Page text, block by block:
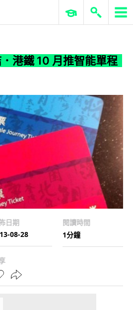
結．港鐵 10 月推智能單程車票
ERP 與商業 AI
港鐵 10 月推智能單程
日期
08-28
閱讀時間
1分鐘